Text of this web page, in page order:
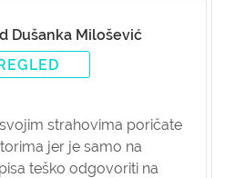
Dušanka Milošević
strahovima poričate
jer je samo na
teško odgovoriti na